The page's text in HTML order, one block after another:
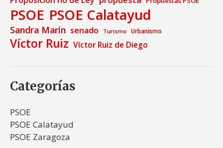
PSOE PSOE Calatayud
Sandra Marín senado Turismo Urbanismo
Víctor Ruiz Víctor Ruiz de Diego
Categorías
PSOE
PSOE Calatayud
PSOE Zaragoza